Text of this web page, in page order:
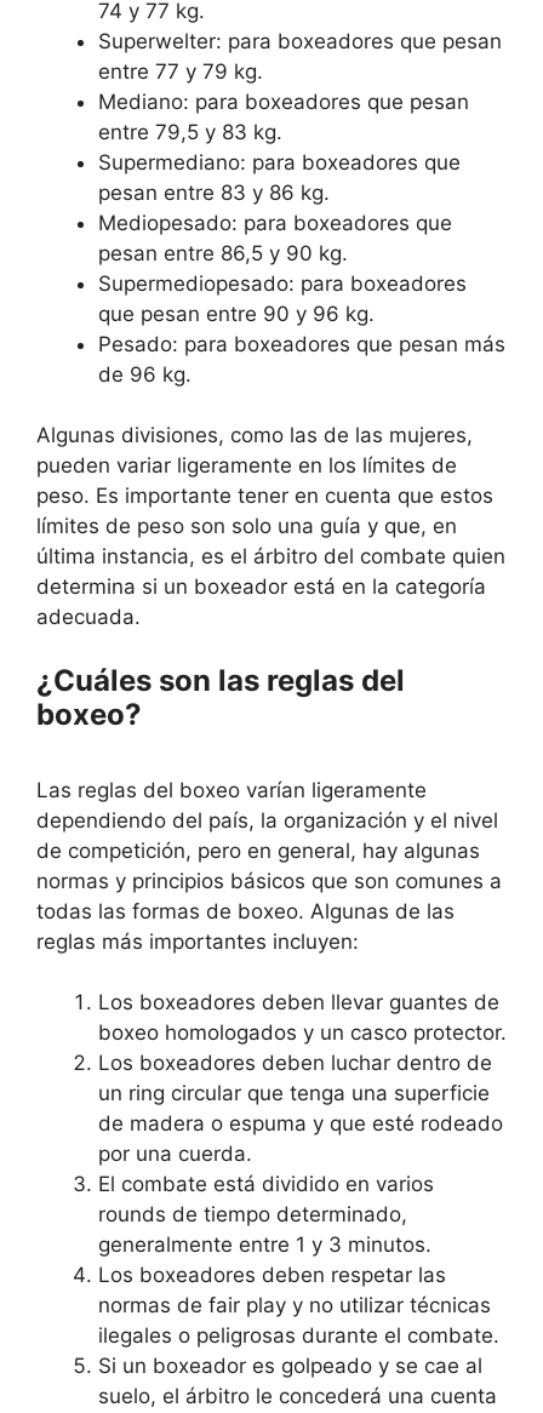
74 y 77 kg.
Superwelter: para boxeadores que pesan
entre 77 y 79 kg.
Mediano: para boxeadores que pesan
entre 79,5 y 83 kg.
Supermediano: para boxeadores que
pesan entre 83 y 86 kg.
Mediopesado: para boxeadores que
pesan entre 86,5 y 90 kg.
Supermediopesado: para boxeadores
que pesan entre 90 y 96 kg.
Pesado: para boxeadores que pesan más
de 96 kg.
Algunas divisiones, como las de las mujeres,
pueden variar ligeramente en los límites de
peso. Es importante tener en cuenta que estos
límites de peso son solo una guía y que, en
última instancia, es el árbitro del combate quien
determina si un boxeador está en la categoría
adecuada.
¿Cuáles son las reglas del
boxeo?
Las reglas del boxeo varían ligeramente
dependiendo del país, la organización y el nivel
de competición, pero en general, hay algunas
normas y principios básicos que son comunes a
todas las formas de boxeo. Algunas de las
reglas más importantes incluyen:
Los boxeadores deben llevar guantes de
boxeo homologados y un casco protector.
Los boxeadores deben luchar dentro de
un ring circular que tenga una superficie
de madera o espuma y que esté rodeado
por una cuerda.
El combate está dividido en varios
rounds de tiempo determinado,
generalmente entre 1 y 3 minutos.
Los boxeadores deben respetar las
normas de fair play y no utilizar técnicas
ilegales o peligrosas durante el combate.
Si un boxeador es golpeado y se cae al
suelo, el árbitro le concederá una cuenta